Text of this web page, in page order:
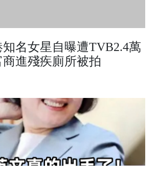
名女星自曝遭TVB2.4萬
進殘疾廁所被拍